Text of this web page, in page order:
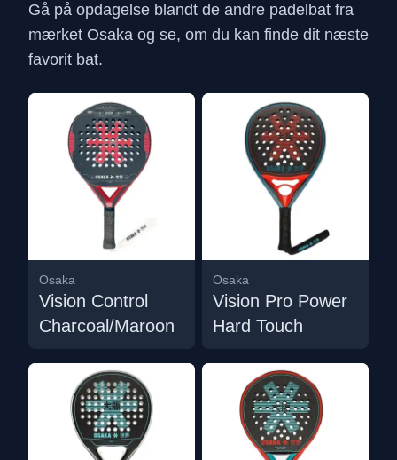
Gå på opdagelse blandt de andre padelbat fra
mærket Osaka og se, om du kan finde dit næste
favorit bat.
Osaka
Vision Control
Charcoal/Maroon
Osaka
Vision Pro Power
Hard Touch